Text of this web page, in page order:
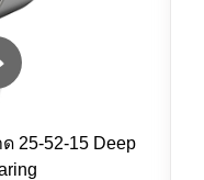
25-52-15 Deep